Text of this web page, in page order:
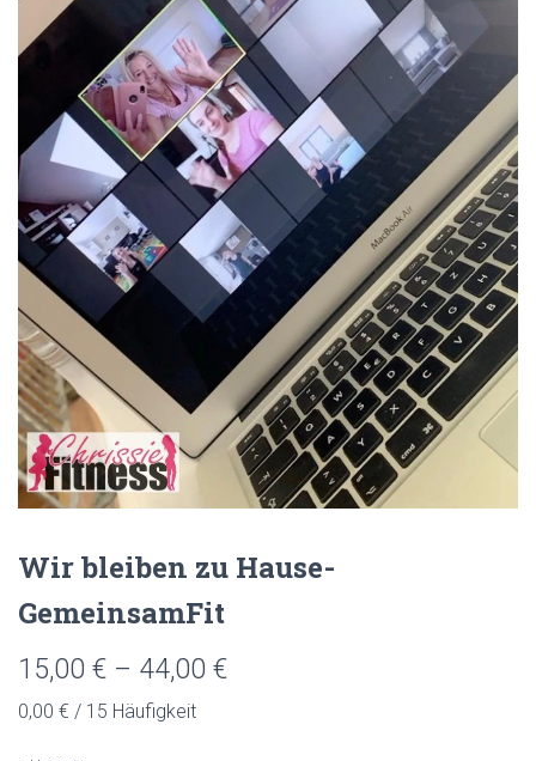
E
Wir bleiben zu Hause-
GemeinsamFit
15,00 € – 44,00 €
0,00 € / 15 Häufigkeit